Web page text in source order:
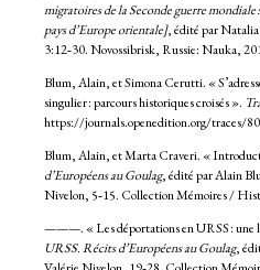
migratoires de la Seconde guerre
pays d’Europe orientale], édité par
3:12‑30. Novossibrisk, Russie: Nauka,
Blum, Alain, et Simona Cerutti. «
singulier : parcours historiques croisés ».
https://journals.openedition.org/traces/
Blum, Alain, et Marta Craveri. «
d’Européens au Goulag, édité par Alain
Nivelon, 5‑15. Collection Mémoires /
———. « Les déportations en URSS : une
URSS. Récits d’Européens au Goulag,